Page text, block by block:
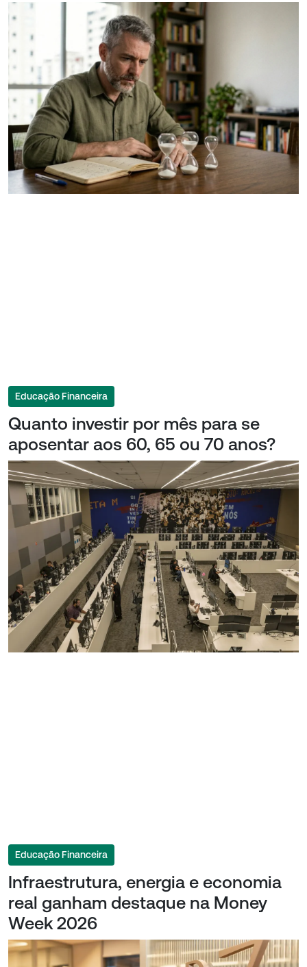
Educação Financeira
Quanto investir por mês para se
aposentar aos 60, 65 ou 70 anos?
Educação Financeira
Infraestrutura, energia e economia
real ganham destaque na Money
Week 2026